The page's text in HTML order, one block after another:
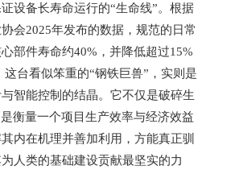
设备长寿命运行的“生命线”。根据
会2025年发布的数据，规范的日常
部件寿命约40%，并降低超过15%
这台看似笨重的“钢铁巨兽”，实则是
智能控制的结晶。它不仅是破碎生
衡量一个项目生产效率与经济效益
内在机理并善加利用，方能真正驯
人类的基础建设贡献最坚实的力